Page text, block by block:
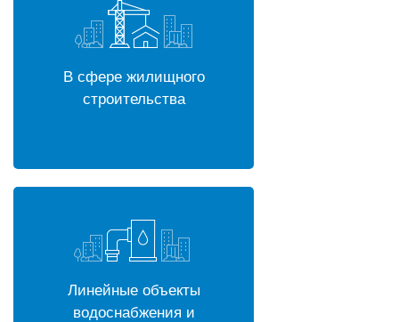
В сфере жилищного
строительства
Линейные объекты
водоснабжения и